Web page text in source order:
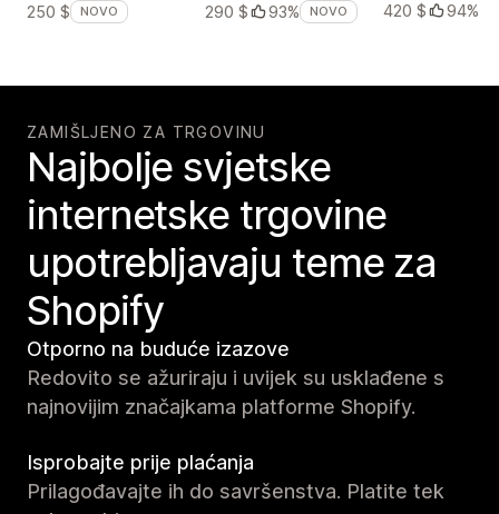
250 $
NOVO
290 $
93% NOVO
420 $
94%
ZAMIŠLJENO ZA TRGOVINU
Najbolje svjetske
internetske trgovine
upotrebljavaju teme za
Shopify
Otporno na buduće izazove
Redovito se ažuriraju i uvijek su usklađene s
najnovijim značajkama platforme Shopify.
Isprobajte prije plaćanja
Prilagođavajte ih do savršenstva. Platite tek